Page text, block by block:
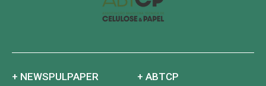
+ NEWSPULPAPER + ABTCP